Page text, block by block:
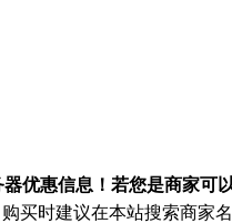
优惠信息！若您是商家可
买时建议在本站搜索商家